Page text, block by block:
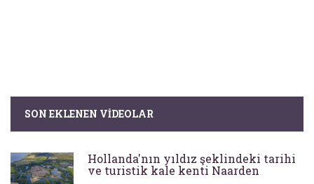
SON EKLENEN VIDEOLAR
Hollanda'nın yıldız şeklindeki tarihi
ve turistik kale kenti Naarden